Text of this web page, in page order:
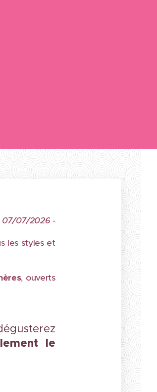
07/07/2026 -
les styles et
, ouverts
le